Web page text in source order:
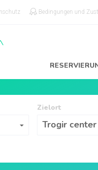
Bedingungen und
Zielort
Trogir center
Zielort